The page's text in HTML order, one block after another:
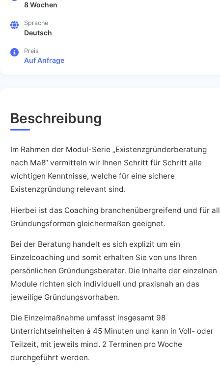
8 Wochen
Sprache
Deutsch
Preis
Auf Anfrage
Beschreibung
Im Rahmen der Modul-Serie „Existenzgründerberatung
nach Maß“ vermitteln wir Ihnen Schritt für Schritt alle
wichtigen Kenntnisse, welche für eine sichere
Existenzgründung relevant sind.
Hierbei ist das Coaching branchenübergreifend und für
Gründungsformen gleichermaßen geeignet.
Bei der Beratung handelt es sich explizit um ein
Einzelcoaching und somit erhalten Sie von uns Ihren
persönlichen Gründungsberater. Die Inhalte der einzelnen
Module richten sich individuell und praxisnah an das
jeweilige Gründungsvorhaben.
Die Einzelmaßnahme umfasst insgesamt 98
Unterrichtseinheiten á 45 Minuten und kann in Voll- oder
Teilzeit, mit jeweils mind. 2 Terminen pro Woche
durchgeführt werden.